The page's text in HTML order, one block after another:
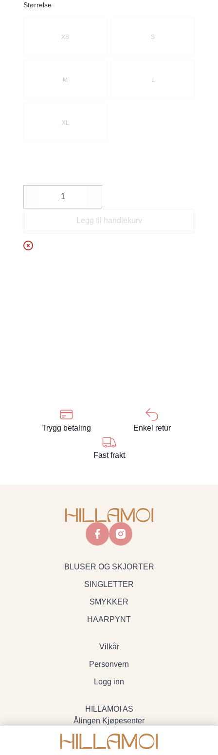
Størrelse
XS S
M L
XL
Decrease
Legg til handlekurv
Trygg betaling Enkel retur
Fast frakt
facebookinstagram
BLUSER OG SKJORTER
SINGLETTER
SMYKKER
HAARPYNT
Vilkår
Personvern
Logg inn
HILLAMOI AS
Ålingen Kjøpesenter
Myrenvegen 19, 3570 Ål
- Org.nr. 928705234